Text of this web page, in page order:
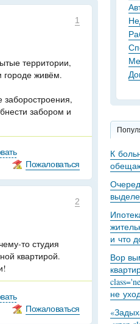
1
территории,
городе живём.
заборостроения,
забором и
Пожаловаться
2
то студия
квартирой.
Пожаловаться
К
и что
Вор
не